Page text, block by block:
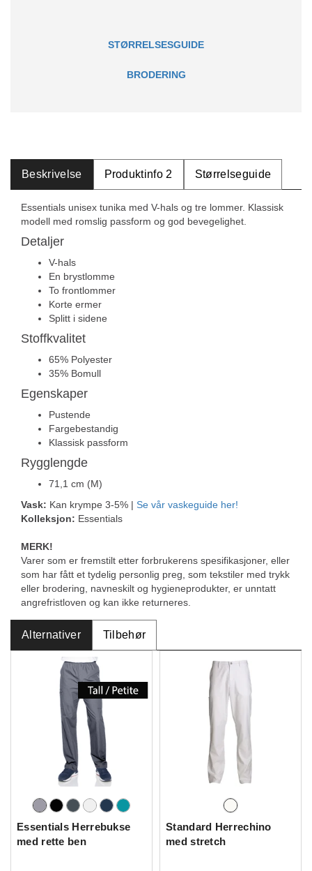
STØRRELSESGUIDE
BRODERING
Beskrivelse Produktinfo 2 Størrelseguide
Essentials unisex tunika med V-hals og tre lommer. Klassisk
modell med romslig passform og god bevegelighet.
Detaljer
V-hals
En brystlomme
To frontlommer
Korte ermer
Splitt i sidene
Stoffkvalitet
65% Polyester
35% Bomull
Egenskaper
Pustende
Fargebestandig
Klassisk passform
Rygglengde
71,1 cm (M)
Vask: Kan krympe 3-5% | Se vår vaskeguide her!
Kolleksjon: Essentials
MERK!
Varer som er fremstilt etter forbrukerens spesifikasjoner, eller
som har fått et tydelig personlig preg, som tekstiler med trykk
eller brodering, navneskilt og hygieneprodukter, er unntatt
angrefristloven og kan ikke returneres.
Alternativer Tilbehør
Essentials Herrebukse
med rette ben
Standard Herrechino
med stretch